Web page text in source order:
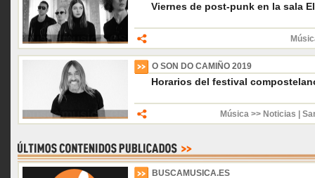
Viernes de post-punk en la sala
O SON DO CAMIÑO 2019
Horarios del festival
Música >> Noticias
BUSCAMUSICA.ES